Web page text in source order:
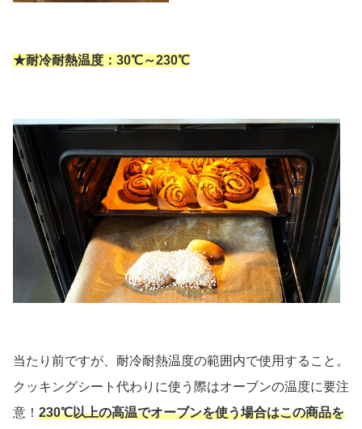
★耐冷耐熱温度：30℃～230℃
当たり前ですが、耐冷耐熱温度の範囲内で使用すること。
クッキングシート代わりに使う際はオーブンの温度に要注
意！ 230℃以上の高温でオーブンを使う場合はこの商品を